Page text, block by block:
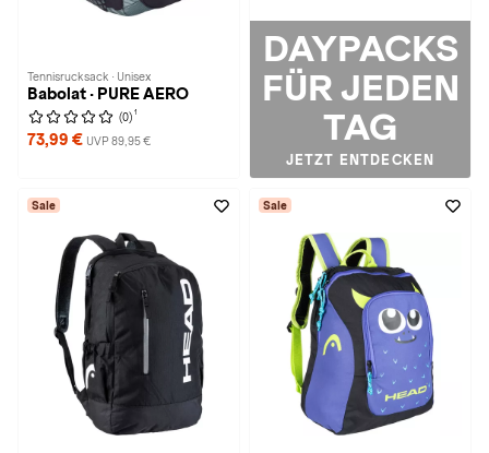
Tennisrucksack · Unisex
Babolat · PURE AERO
(0) 1
73,99 € UVP 89,95 €
DAYPACKS
FÜR JEDEN
TAG
JETZT ENTDECKEN
Sale Sale